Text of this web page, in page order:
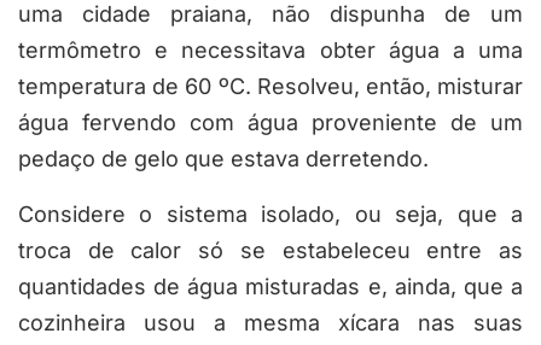
uma cidade praiana, não dispunha de um
termômetro e necessitava obter água a uma
temperatura de 60 ºC. Resolveu, então, misturar
água fervendo com água proveniente de um
pedaço de gelo que estava derretendo.
Considere o sistema isolado, ou seja, que a
troca de calor só se estabeleceu entre as
quantidades de água misturadas e, ainda, que a
cozinheira usou a mesma xícara nas suas